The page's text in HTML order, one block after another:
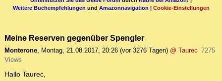
Weitere Buchempfehlungen und Amazonnavigation | Cookie-Einstellungen
Meine Reserven gegenüber Spengler
Monterone, Montag, 21.08.2017, 20:26 (vor 3276 Tagen) @ Taurec 7275
Views
Hallo Taurec,